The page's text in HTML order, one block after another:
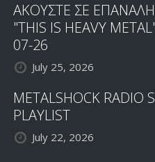
ΑΚΟΥΣΤΕ ΣΕ
"THIS IS HEAVY
07-26
July 25, 2026
METALSHOCK RADIO
PLAYLIST
July 22, 2026